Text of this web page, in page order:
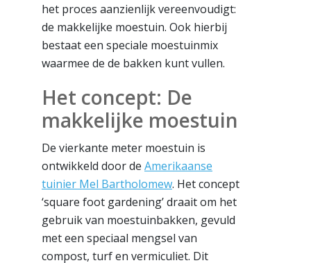
het proces aanzienlijk vereenvoudigt:
de makkelijke moestuin. Ook hierbij
bestaat een speciale moestuinmix
waarmee de de bakken kunt vullen.
Het concept: De
makkelijke moestuin
De vierkante meter moestuin is
ontwikkeld door de Amerikaanse
tuinier Mel Bartholomew. Het concept
‘square foot gardening’ draait om het
gebruik van moestuinbakken, gevuld
met een speciaal mengsel van
compost, turf en vermiculiet. Dit